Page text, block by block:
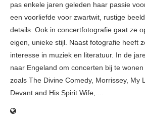
pas enkele jaren geleden haar passie
een voorliefde voor zwartwit, rustige
details. Ook in concertfotografie gaat ze
eigen, unieke stijl. Naast fotografie heeft
interesse in muziek en literatuur. In de
naar Engeland om concerten bij te
zoals The Divine Comedy, Morrissey, My
Devant and His Spirit Wife,....